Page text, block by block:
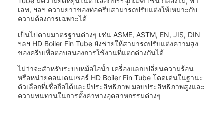
เลท, ฯลฯ ความยาวของท่อครีบสามารถปรับแต่งให้เหมาะกับ
ความต้องการเฉพาะได้
เป็นไปตามมาตรฐานต่างๆ เช่น ASME, ASTM, EN, JIS, DIN
ฯลฯ HD Boiler Fin Tube ยังช่วยให้สามารถปรับแต่งความสูง
ของครีบเพื่อตอบสนองการใช้งานที่แตกต่างกันได้
ไม่ว่าจะสำหรับระบบหม้อไอน้ำ เครื่องแลกเปลี่ยนความร้อน
หรือหน่วยคอนเดนเซอร์ HD Boiler Fin Tube โดดเด่นในฐานะ
ตัวเลือกที่เชื่อถือได้และมีประสิทธิภาพ มอบประสิทธิภาพสูงและ
ความทนทานในการตั้งค่าทางอุตสาหกรรมต่างๆ